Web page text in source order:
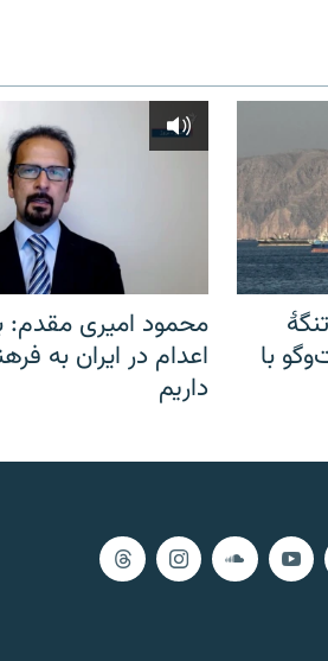
با
محمود امیری مقدم:
اعدام در ایران به
داریم